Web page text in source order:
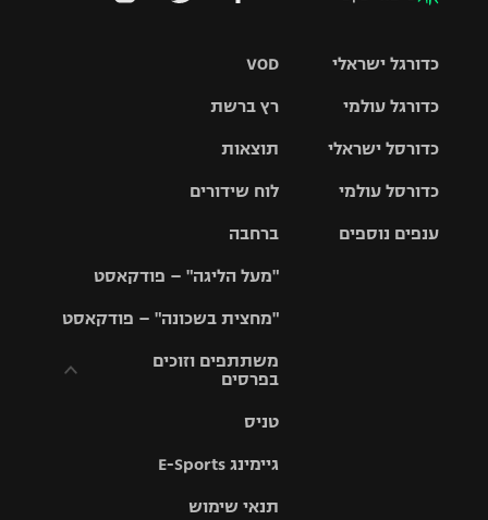
VOD
רץ ברשת
תוצאות
לוח שידורים
ברחבה
"מעל הליגה" – פודקאסט
"מחצית בשכונה" – פודקאסט
משתתפים וזוכים
בפרסים
וזוכים בפרסים
תקנון עבור פעילות
טניס
גיימינג E-Sports
תנאי שימוש
כדורגל ישראלי
גביע הטוטו
כדורגל עולמי
האלופות
ליגה
כדורסל ישראלי
סל
כדורסל עולמי
ענפים נוספים